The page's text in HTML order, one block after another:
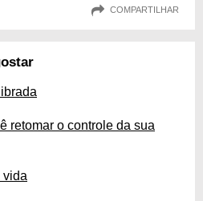
COMPARTILHAR
retomar o controle da sua
vida